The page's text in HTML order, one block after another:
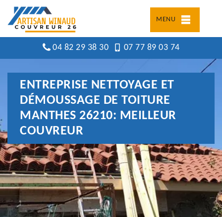
MENU
04 82 29 38 30 07 77 89 03 74
ENTREPRISE NETTOYAGE ET
DÉMOUSSAGE DE TOITURE
MANTHES 26210: MEILLEUR
COUVREUR